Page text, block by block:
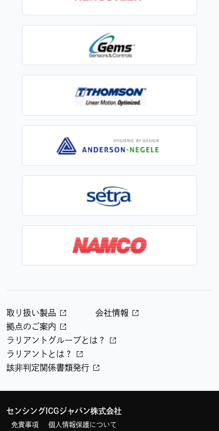
取り扱い製品
会社情報
拠点のご案内
ラリアントグループとは？
ラリアントとは？
該非判定関係書類発行
センシングICGジャパン株式会社
免責事項 個人情報保護について